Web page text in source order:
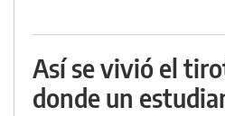
Así se vivió el
donde un